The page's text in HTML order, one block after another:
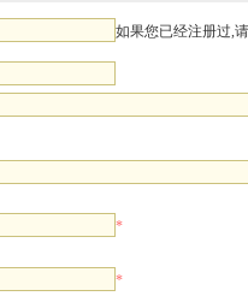
如果您已经注册过,
*
*